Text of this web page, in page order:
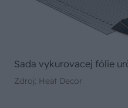
Sada vykurovacej fólie
Zdroj: Heat Decor